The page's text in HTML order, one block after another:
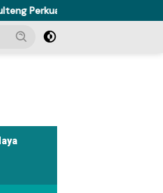
Kesehatan Dukung Program